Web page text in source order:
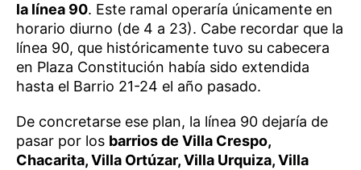
la línea 90. Este ramal operaría únicamente en
horario diurno (de 4 a 23). Cabe recordar que la
línea 90, que históricamente tuvo su cabecera
en Plaza Constitución había sido extendida
hasta el Barrio 21-24 el año pasado.
De concretarse ese plan, la línea 90 dejaría de
pasar por los barrios de Villa Crespo,
Chacarita, Villa Ortúzar, Villa Urquiza, Villa